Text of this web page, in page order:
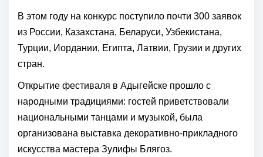
В этом году на конкурс поступило почти 300 заявок
из России, Казахстана, Беларуси, Узбекистана,
Турции, Иордании, Египта, Латвии, Грузии и других
стран.
Открытие фестиваля в Адыгейске прошло с
народными традициями: гостей приветствовали
национальными танцами и музыкой, была
организована выставка декоративно-прикладного
искусства мастера Зулифы Блягоз.